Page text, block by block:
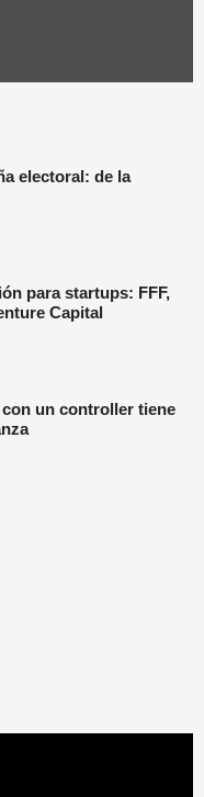
electoral: de la
para startups: FFF,
Capital
un controller tiene